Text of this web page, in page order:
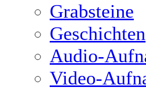
Grabsteine
Geschichten
Audio-
Video-